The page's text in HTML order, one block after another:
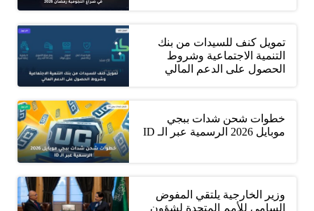
تمويل كنف للسيدات من بنك
التنمية الاجتماعية وشروط
الحصول على الدعم المالي
خطوات شحن شدات ببجي
موبايل 2026 الرسمية عبر الـ ID
وزير الخارجية يلتقي المفوض
السامي للأمم المتحدة لشؤون